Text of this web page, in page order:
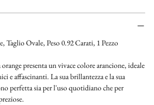
Taglio Ovale, Peso 0.92 Carati, 1 Pezzo
presenta un vivace colore arancione, ideale
e affascinanti. La sua brillantezza e la sua
perfetta sia per l'uso quotidiano che per